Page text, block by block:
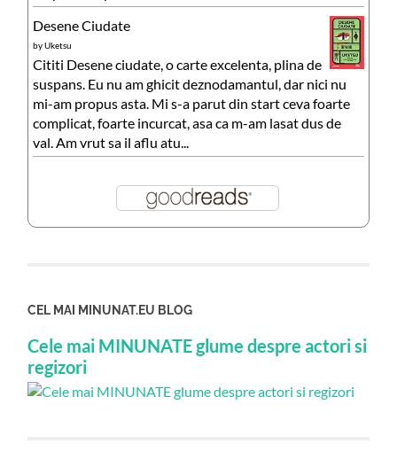
Desene Ciudate
byUketsu
Cititi Desene ciudate, o carte excelenta, plina de
suspans. Eu nu am ghicit deznodamantul, dar nici nu
mi-am propus asta. Mi s-a parut din start ceva foarte
complicat, foarte incurcat, asa ca m-am lasat dus de
val. Am vrut sa il aflu atu...
CEL MAI MINUNAT.EU BLOG
Cele mai MINUNATE glume despre actori si
regizori